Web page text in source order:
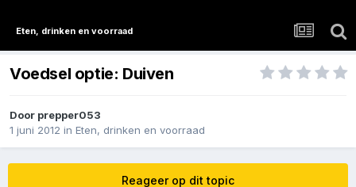
Eten, drinken en voorraad
Voedsel optie: Duiven
Door prepper053
1 juni 2012 in Eten, drinken en voorraad
Reageer op dit topic